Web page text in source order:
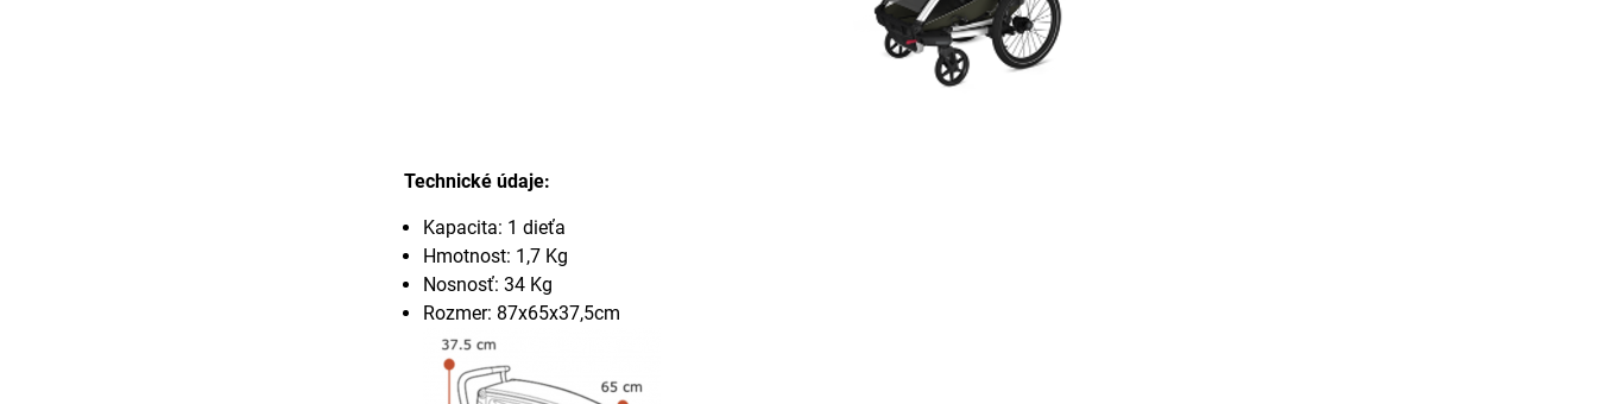
Technické údaje:
Kapacita: 1 dieťa
Hmotnost: 1,7 Kg
Nosnosť: 34 Kg
Rozmer: 87x65x37,5cm